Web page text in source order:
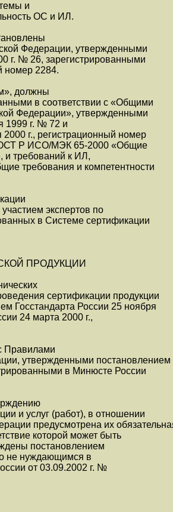
и
ОС и ИЛ.
Федерации, утвержденными
г. № 26, зарегистрированными
номер 2284.
должны
в соответствии с «Общими
Федерации», утвержденными
1999 г. № 72 и
г., регистрационный номер
Р ИСО/МЭК 65-2000 «Общие
и требований к ИЛ,
требования и компетентности
экспертов по
в Системе сертификации
ПРОДУКЦИИ
сертификации продукции
Госстандарта России 25 ноября
24 марта 2000 г.,
Правилами
утвержденными постановлением
в Минюсте России
и услуг (работ), в отношении
предусмотрена их
которой может быть
постановлением
не нуждающимся в
от 03.09.2002 г. №